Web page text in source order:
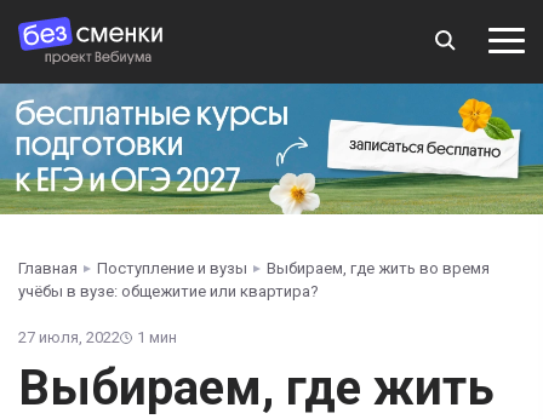
Главная Поступление и вузы
Выбираем, где жить во время
учёбы в вузе: общежитие или квартира?
27 июля, 2022 1 мин
Выбираем, где жить